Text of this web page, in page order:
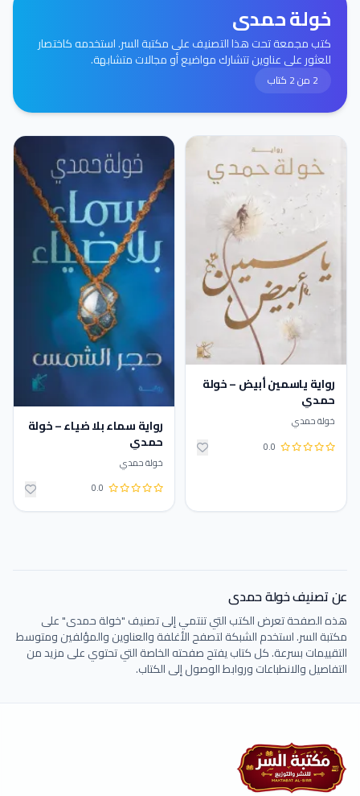
خولة حمدى
كتب مجمعة تحت هذا التصنيف على مكتبة السر. استخدمه كاختصار
للعثور على عناوين تتشارك مواضيع أو مجالات متشابهة.
2 من 2 كتاب
رواية ياسمين أبيض – خولة
حمدي
خولة حمدي
0.0
رواية سماء بلا ضياء – خولة
حمدي
خولة حمدي
0.0
عن تصنيف خولة حمدى
هذه الصفحة تعرض الكتب التي تنتمي إلى تصنيف "خولة حمدى" على
مكتبة السر. استخدم الشبكة لتصفح الأغلفة والعناوين والمؤلفين ومتوسط
التقييمات بسرعة. كل كتاب يفتح صفحته الخاصة التي تحتوي على مزيد من
التفاصيل والانطباعات وروابط الوصول إلى الكتاب.